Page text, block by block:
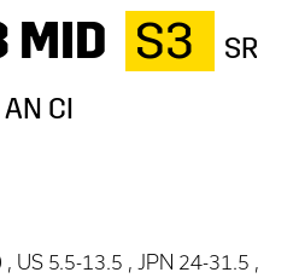
MID S3
SR
AN CI
US 5.5-13.5 , JPN 24-31.5 ,